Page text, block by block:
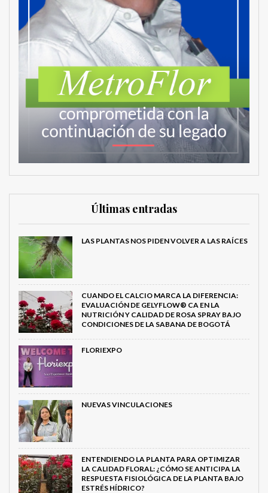
Últimas entradas
LAS PLANTAS NOS PIDEN VOLVER A LAS RAÍCES
CUANDO EL CALCIO MARCA LA DIFERENCIA:
EVALUACIÓN DE GELYFLOW® CA EN LA
NUTRICIÓN Y CALIDAD DE ROSA SPRAY BAJO
CONDICIONES DE LA SABANA DE BOGOTÁ
FLORIEXPO
NUEVAS VINCULACIONES
ENTENDIENDO LA PLANTA PARA OPTIMIZAR
LA CALIDAD FLORAL: ¿CÓMO SE ANTICIPA LA
RESPUESTA FISIOLÓGICA DE LA PLANTA BAJO
ESTRÉS HÍDRICO?